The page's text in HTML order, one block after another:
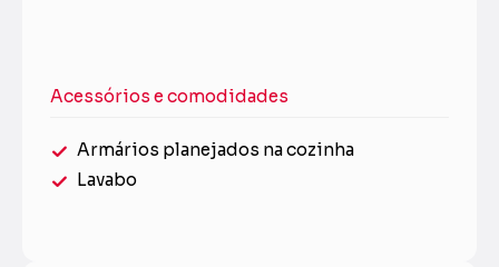
Acessórios e comodidades
Armários planejados na cozinha
Lavabo